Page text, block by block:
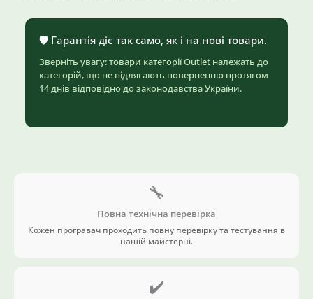
🛡️ Гарантія діє так само, як і на нові товари.
Зверніть увагу: товари категорії Outlet належать до
категорій, що не підлягають поверненню протягом
14 днів відповідно до законодавства України.
🔧
Повна технічна перевірка
Кожен програвач проходить повну перевірку та тестування в
нашій майстерні.
✔️